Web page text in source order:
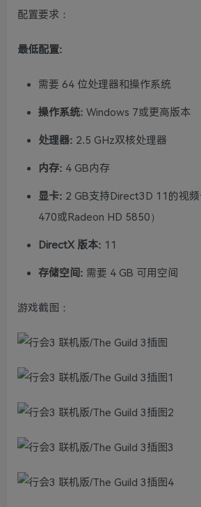
配置要求：
最低配置:
需要 64 位处理器和操作系统
操作系统: Windows 7或更高版本
处理器: 2.5 GHz双核处理器
内存: 4 GB内存
显卡: 2 GB支持Direct3D 11的视
470或Radeon HD 5850）
DirectX 版本: 11
存储空间: 需要 4 GB 可用空间
游戏截图：